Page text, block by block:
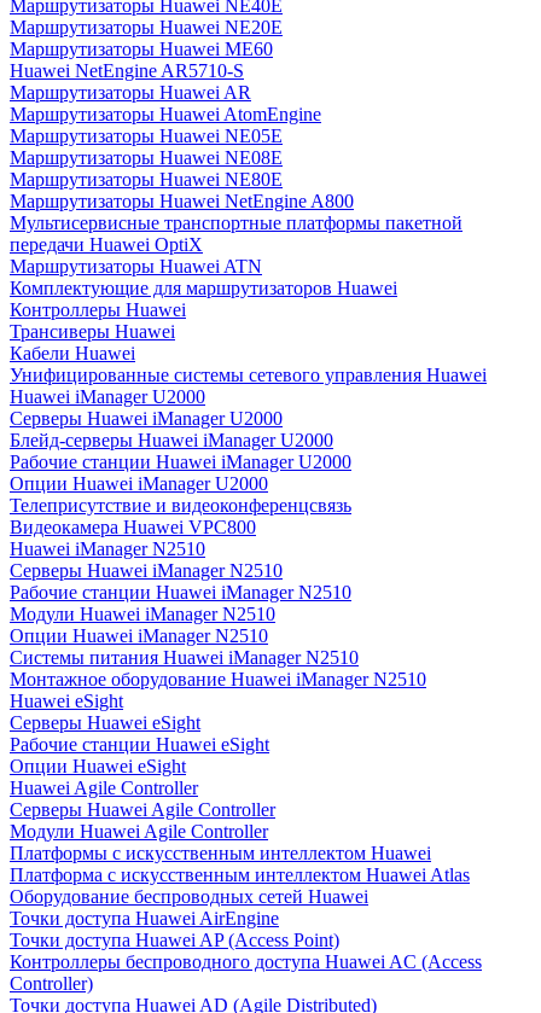
Маршрутизаторы Huawei NE40E
Маршрутизаторы Huawei NE20E
Маршрутизаторы Huawei ME60
Huawei NetEngine AR5710-S
Маршрутизаторы Huawei AR
Маршрутизаторы Huawei AtomEngine
Маршрутизаторы Huawei NE05E
Маршрутизаторы Huawei NE08E
Маршрутизаторы Huawei NE80E
Маршрутизаторы Huawei NetEngine A800
Мультисервисные транспортные платформы пакетной
передачи Huawei OptiX
Маршрутизаторы Huawei ATN
Комплектующие для маршрутизаторов Huawei
Контроллеры Huawei
Трансиверы Huawei
Кабели Huawei
Унифицированные системы сетевого управления Huawei
Huawei iManager U2000
Серверы Huawei iManager U2000
Блейд-серверы Huawei iManager U2000
Рабочие станции Huawei iManager U2000
Опции Huawei iManager U2000
Телеприсутствие и видеоконференцсвязь
Видеокамера Huawei VPC800
Huawei iManager N2510
Серверы Huawei iManager N2510
Рабочие станции Huawei iManager N2510
Модули Huawei iManager N2510
Опции Huawei iManager N2510
Системы питания Huawei iManager N2510
Монтажное оборудование Huawei iManager N2510
Huawei eSight
Серверы Huawei eSight
Рабочие станции Huawei eSight
Опции Huawei eSight
Huawei Agile Controller
Серверы Huawei Agile Controller
Модули Huawei Agile Controller
Платформы с искусственным интеллектом Huawei
Платформа с искусственным интеллектом Huawei Atlas
Оборудование беспроводных сетей Huawei
Точки доступа Huawei AirEngine
Точки доступа Huawei AP (Access Point)
Контроллеры беспроводного доступа Huawei AC (Access
Controller)
Точки доступа Huawei AD (Agile Distributed)